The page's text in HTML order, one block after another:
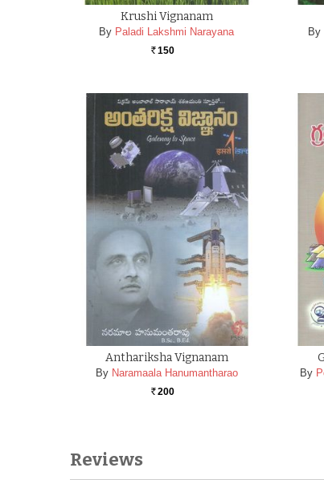
Krushi Vignanam
By Paladi Lakshmi Narayana
Rs. 150
By
Anthariksha Vignanam
By Naramaala Hanumantharao
Rs. 200
By
Reviews